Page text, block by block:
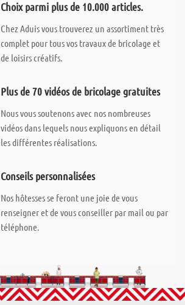
Choix parmi plus de 10.000 articles.
Chez Aduis vous trouverez un assortiment très
complet pour tous vos travaux de bricolage et
de loisirs créatifs.
Plus de 70 vidéos de bricolage gratuites
Nous vous soutenons avec nos nombreuses
vidéos dans lequels nous expliquons en détail
les différentes réalisations.
Conseils personnalisées
Nos hôtesses se feront une joie de vous
renseigner et de vous conseiller par mail ou par
téléphone.